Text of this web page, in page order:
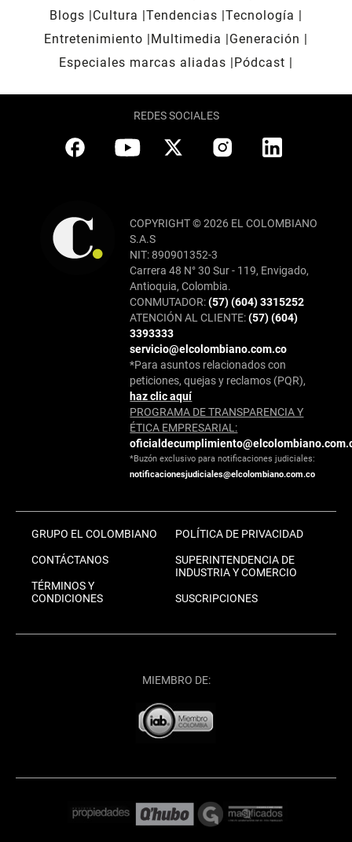
Blogs
Cultura Tendencias Tecnología
Entretenimiento
Multimedia
Generación
Especiales marcas aliadas
Pódcast
REDES SOCIALES
COPYRIGHT © 2026 EL COLOMBIANO
S.A.S
NIT: 890901352-3
Carrera 48 N° 30 Sur - 119, Envigado,
Antioquia, Colombia.
CONMUTADOR:(57) (604) 3315252
ATENCIÓN AL CLIENTE:(57) (604)
3393333
servicio@elcolombiano.com.co
*Para asuntos relacionados con
peticiones, quejas y reclamos (PQR),
haz clic aquí
PROGRAMA DE TRANSPARENCIA Y
ÉTICA EMPRESARIAL:
*Buzón exclusivo para notificaciones judiciales:
notificacionesjudiciales@elcolombiano.com.co
GRUPO EL COLOMBIANO
CONTÁCTANOS
TÉRMINOS Y
CONDICIONES
POLÍTICA DE PRIVACIDAD
SUPERINTENDENCIA DE
INDUSTRIA Y COMERCIO
SUSCRIPCIONES
MIEMBRO DE: